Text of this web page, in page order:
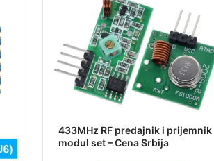
433MHz RF predajnik i prijemnik
modul set – Cena Srbija